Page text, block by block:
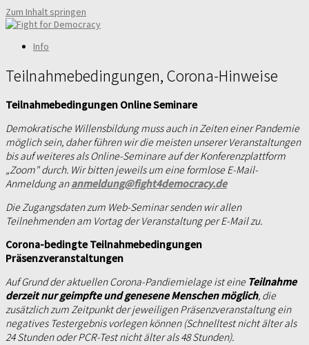
Zum Inhalt springen
Info
Teilnahmebedingungen, Corona-Hinweise
Teilnahmebedingungen Online Seminare
Demokratische Willensbildung muss auch in Zeiten einer Pandemie
möglich sein, daher führen wir die meisten unserer Veranstaltungen
bis auf weiteres als Online-Seminare auf der Konferenzplattform
„Zoom" durch. Wir bitten jeweils um eine formlose E-Mail-
Anmeldung ananmeldung@fight4democracy.de
Die Zugangsdaten zum Web-Seminar senden wir allen
Teilnehmenden am Vortag der Veranstaltung per E-Mail zu.
Corona-bedingte Teilnahmebedingungen
Präsenzveranstaltungen
Auf Grund der aktuellen Corona-Pandiemielage ist eine Teilnahme
derzeit nur geimpfte und genesene Menschen möglich, die
zusätzlich zum Zeitpunkt der jeweiligen Präsenzveranstaltung ein
negatives Testergebnis vorlegen können (Schnelltest nicht älter als
24 Stunden oder PCR-Test nicht älter als 48 Stunden).